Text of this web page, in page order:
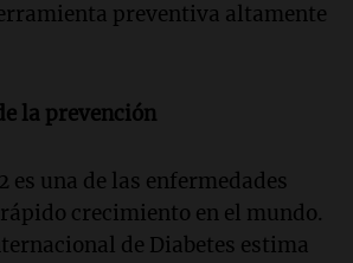
preventiva altamente
la prevención
es una de las enfermedades
crecimiento en el mundo.
de Diabetes estima